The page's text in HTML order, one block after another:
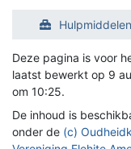
Hulpmiddelen
Deze pagina is voor
laatst bewerkt op 9
om 10:25.
De inhoud is
onder de (c)